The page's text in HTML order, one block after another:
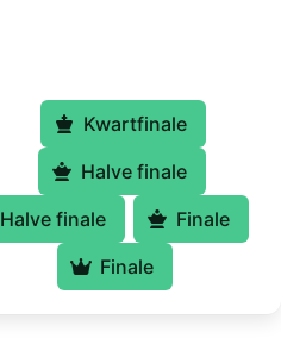
Kwartfinale
Halve finale
Halve finale
Finale
Finale